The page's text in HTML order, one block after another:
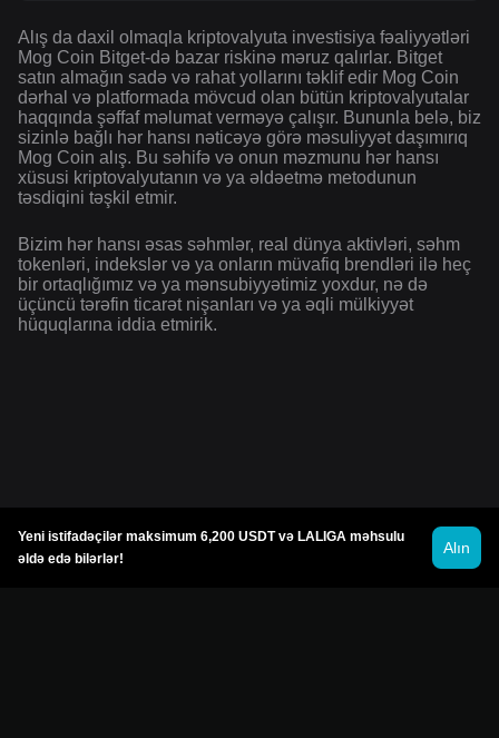
Alış da daxil olmaqla kriptovalyuta investisiya fəaliyyətləri
Mog Coin Bitget-də bazar riskinə məruz qalırlar. Bitget
satın almağın sadə və rahat yollarını təklif edir Mog Coin
dərhal və platformada mövcud olan bütün kriptovalyutalar
haqqında şəffaf məlumat verməyə çalışır. Bununla belə, biz
sizinlə bağlı hər hansı nəticəyə görə məsuliyyət daşımırıq
Mog Coin alış. Bu səhifə və onun məzmunu hər hansı
xüsusi kriptovalyutanın və ya əldəetmə metodunun
təsdiqini təşkil etmir.
Bizim hər hansı əsas səhmlər, real dünya aktivləri, səhm
tokenləri, indekslər və ya onların müvafiq brendləri ilə heç
bir ortaqlığımız və ya mənsubiyyətimiz yoxdur, nə də
üçüncü tərəfin ticarət nişanları və ya əqli mülkiyyət
hüquqlarına iddia etmirik.
Yeni istifadəçilər maksimum 6,200 USDT və LALIGA məhsulu
əldə edə bilərlər!
Alın